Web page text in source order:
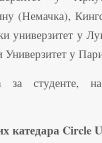
(Немачка),
универзитет у
у
студенте,
катедара Circle